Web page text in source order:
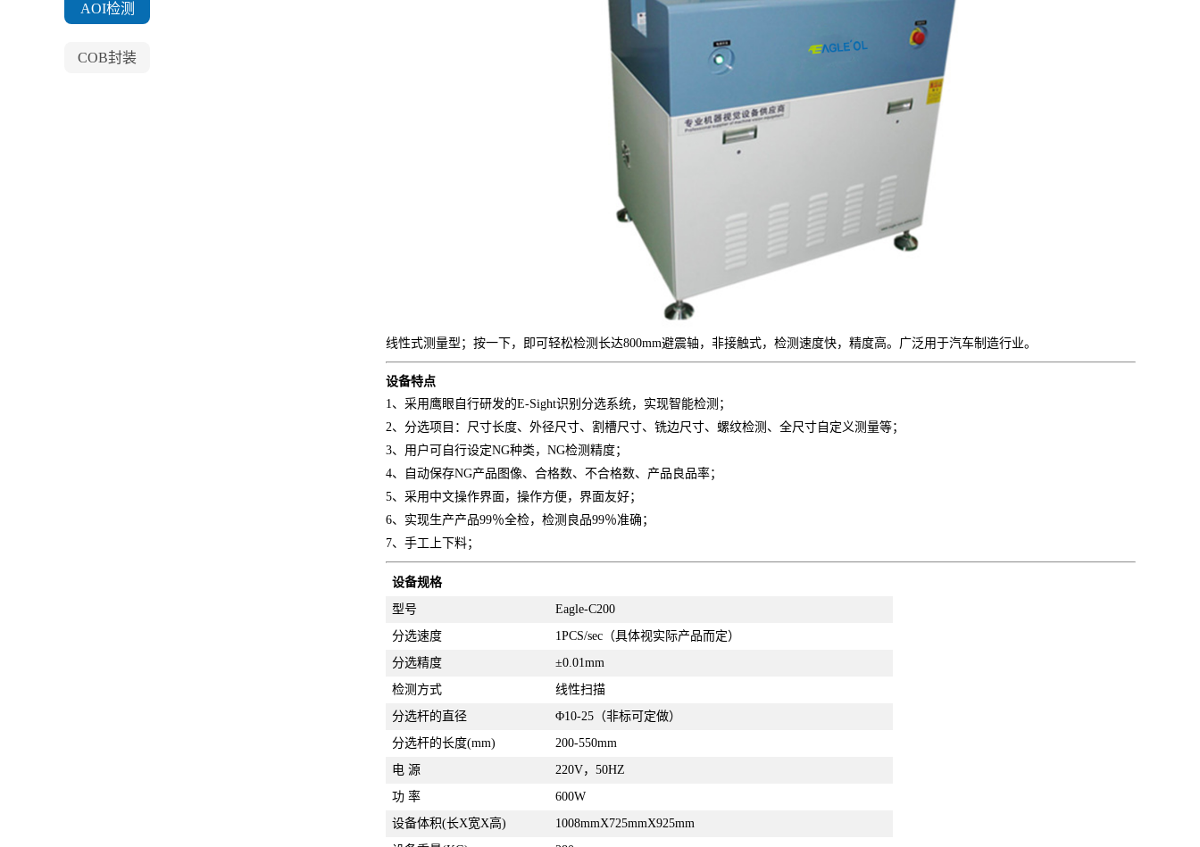
AOI检测
COB封装
线性式测量型；按一下，即可轻松检测长达800mm避震轴，非接触式，检测速度快，精度高。广泛用于汽车制造行业。
设备特点
1、采用鹰眼自行研发的E-Sight识别分选系统，实现智能检测；
2、分选项目：尺寸长度、外径尺寸、割槽尺寸、铣边尺寸、螺纹检测、全尺寸自定义测量等；
3、用户可自行设定NG种类，NG检测精度；
4、自动保存NG产品图像、合格数、不合格数、产品良品率；
5、采用中文操作界面，操作方便，界面友好；
6、实现生产产品99％全检，检测良品99％准确；
7、手工上下料；
设备规格
型号
Eagle-C200
分选速度
1PCS/sec（具体视实际产品而定）
分选精度
±0.01mm
检测方式
线性扫描
分选杆的直径
Φ10-25（非标可定做）
分选杆的长度(mm)
200-550mm
电 源
220V，50HZ
功 率
600W
设备体积(长X宽X高)
1008mmX725mmX925mm